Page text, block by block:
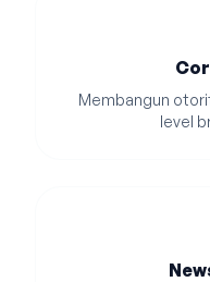
Membangun
level